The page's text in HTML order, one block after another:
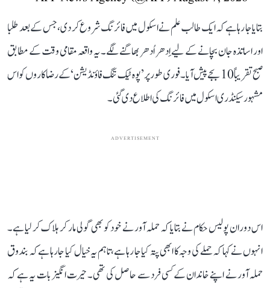
بتایا جا رہا ہے کہ ایک طالب علم نے اسکول میں فائرنگ شروع کر دی، جس کے بعد طلبا
اور اساتذہ جان بچانے کے لیے اِدھر اُدھر بھاگنے لگے۔ یہ واقعہ مقامی وقت کے مطابق
صبح تقریباً 10 بجے پیش آیا۔ فوری طور پر ’پوہ ٹیک تنگ فاؤنڈیشن‘ کے رضاکاروں کو اس
مشہور سیکنڈری اسکول میں فائرنگ کی اطلاع دی گئی۔
ADVERTISEMENT
اس دوران پولیس حکام نے بتایا کہ حملہ آور نے خود کو بھی گولی مار کر ہلاک کر لیا ہے۔
انہوں نے کہا کہ حملے کی وجہ کا ابھی پتہ کیا جا رہا ہے، تاہم یہ خیال کیا جا رہا ہے کہ بندوق
حملہ آور نے اپنے خاندان کے کسی فرد سے حاصل کی تھی۔ حیرت انگیز بات یہ ہے کہ